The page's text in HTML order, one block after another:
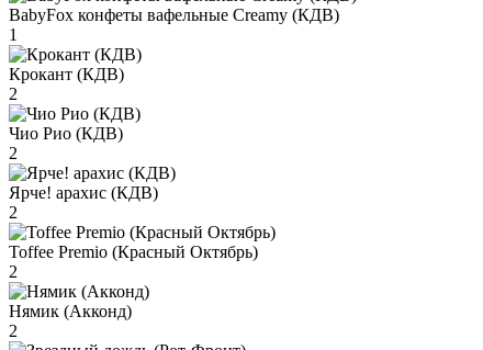
BabyFox конфеты вафельные Creamy (КДВ)
1
Крокант (КДВ)
2
Чио Рио (КДВ)
2
Ярче! арахис (КДВ)
2
Toffee Premio (Красный Октябрь)
2
Нямик (Акконд)
2